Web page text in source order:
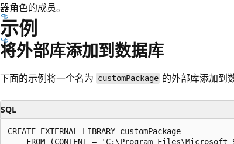
器角色的成员。
示例
将外部库添加到数据库
下面的示例将一个名为 customPackage 的外部库添加到
SQL
CREATE EXTERNAL LIBRARY customPackage
FROM (CONTENT = 'C:\Program Files\Microsoft